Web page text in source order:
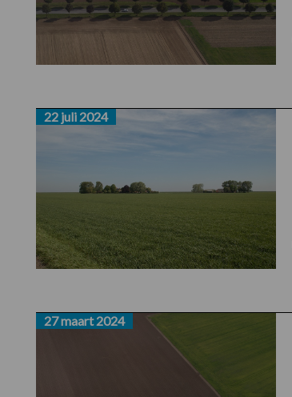
22 juli 2024
27 maart 2024